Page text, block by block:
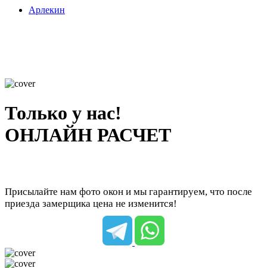
Арлекин
Только у нас!
ОНЛАЙН РАСЧЕТ
Присылайте нам фото окон и мы гарантируем, что после
приезда замерщика цена не изменится!